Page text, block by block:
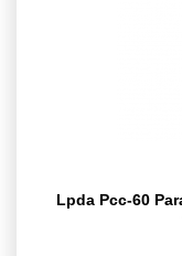
Lpda Pcc-60